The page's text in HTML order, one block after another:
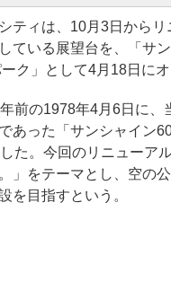
ティは、10月3日からリ
ている展望台を、「サ
ク」として4月18日にオ
前の1978年4月6日に、
あった「サンシャイン
た。今回のリニューア
」をテーマとし、空の
を目指すという。